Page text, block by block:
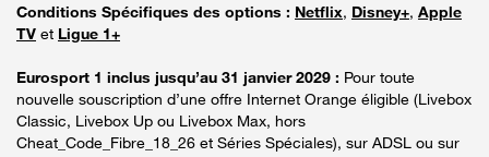
Conditions Spécifiques des options : Netflix, Disney+, Apple
TV et Ligue 1+
Eurosport 1 inclus jusqu’au 31 janvier 2029 : Pour toute
nouvelle souscription d’une offre Internet Orange éligible (Livebox
Classic, Livebox Up ou Livebox Max, hors
Cheat_Code_Fibre_18_26 et Séries Spéciales), sur ADSL ou sur